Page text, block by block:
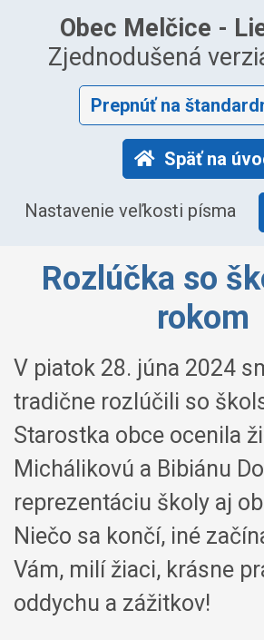
Obec Melčice -
Zjednodušená
Prepnúť na
Späť na
Nastavenie veľkosti písma
Rozlúčka so
rokom
V piatok 28. júna 2024
tradične rozlúčili so
Starostka obce ocenila
Michálikovú a Bibiánu
reprezentáciu školy aj
Niečo sa končí, iné
Vám, milí žiaci, krásne
oddychu a zážitkov!